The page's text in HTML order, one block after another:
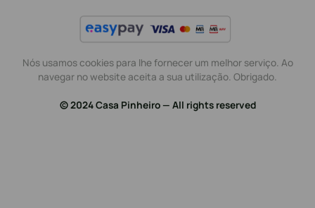
Nós usamos cookies para lhe fornecer um melhor serviço. Ao
navegar no website aceita a sua utilização. Obrigado.
© 2024 Casa Pinheiro — All rights reserved